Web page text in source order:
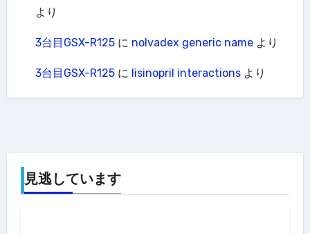
より
3台目GSX-R125に nolvadex generic nameより
3台目GSX-R125に lisinopril interactionsより
見逃しています